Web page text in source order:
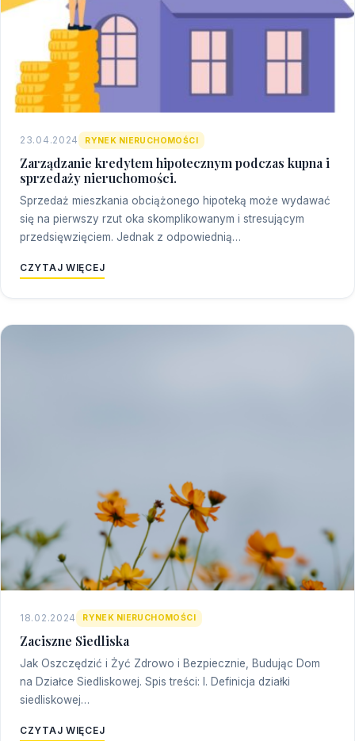
23.04.2024 RYNEK NIERUCHOMOŚCI
Zarządzanie kredytem hipotecznym podczas kupna i
sprzedaży nieruchomości.
Sprzedaż mieszkania obciążonego hipoteką może wydawać
się na pierwszy rzut oka skomplikowanym i stresującym
przedsięwzięciem. Jednak z odpowiednią…
CZYTAJ WIĘCEJ
18.02.2024 RYNEK NIERUCHOMOŚCI
Zaciszne Siedliska
Jak Oszczędzić i Żyć Zdrowo i Bezpiecznie, Budując Dom
na Działce Siedliskowej. Spis treści: I. Definicja działki
siedliskowej…
CZYTAJ WIĘCEJ